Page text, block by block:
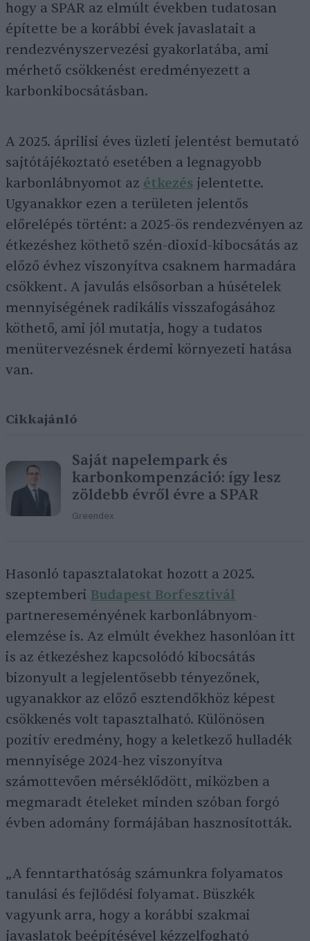
hogy a SPAR az elmúlt években tudatosan
építette be a korábbi évek javaslatait a
rendezvényszervezési gyakorlatába, ami
mérhető csökkenést eredményezett a
karbonkibocsátásban.
A 2025. áprilisi éves üzleti jelentést bemutató
sajtótájékoztató esetében a legnagyobb
karbonlábnyomot az étkezés jelentette.
Ugyanakkor ezen a területen jelentős
előrelépés történt: a 2025-ös rendezvényen az
étkezéshez köthető szén-dioxid-kibocsátás az
előző évhez viszonyítva csaknem harmadára
csökkent. A javulás elsősorban a húsételek
mennyiségének radikális visszafogásához
köthető, ami jól mutatja, hogy a tudatos
menütervezésnek érdemi környezeti hatása
van.
Cikkajánló
Saját napelempark és
karbonkompenzáció: így lesz
zöldebb évről évre a SPAR
Greendex
Hasonló tapasztalatokat hozott a 2025.
szeptemberi Budapest Borfesztivál
partnereseményének karbonlábnyom-
elemzése is. Az elmúlt évekhez hasonlóan itt
is az étkezéshez kapcsolódó kibocsátás
bizonyult a legjelentősebb tényezőnek,
ugyanakkor az előző esztendőkhöz képest
csökkenés volt tapasztalható. Különösen
pozitív eredmény, hogy a keletkező hulladék
mennyisége 2024-hez viszonyítva
számottevően mérséklődött, miközben a
megmaradt ételeket minden szóban forgó
évben adomány formájában hasznosították.
„A fenntarthatóság számunkra folyamatos
tanulási és fejlődési folyamat. Büszkék
vagyunk arra, hogy a korábbi szakmai
javaslatok beépítésével kézzelfogható